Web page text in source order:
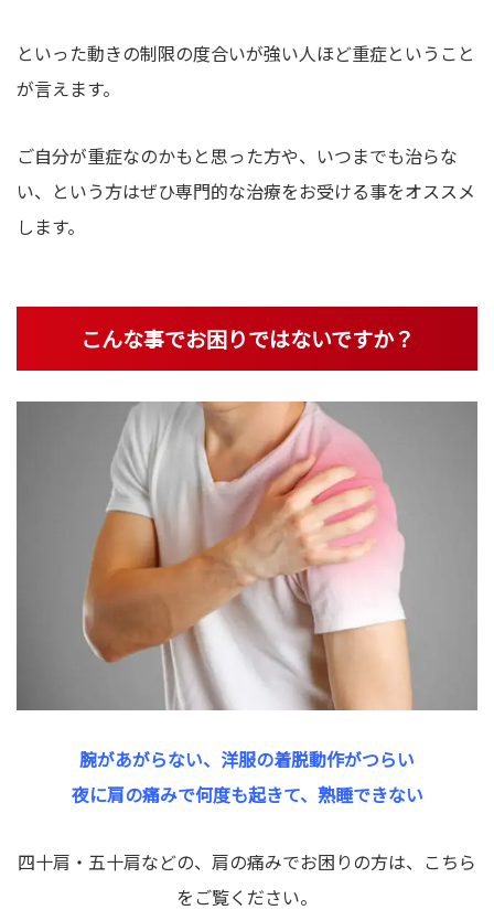
といった動きの制限の度合いが強い人ほど重症ということ
が言えます。
ご自分が重症なのかもと思った方や、いつまでも治らな
い、という方はぜひ専門的な治療をお受ける事をオススメ
します。
こんな事でお困りではないですか？
腕があがらない、洋服の着脱動作がつらい
夜に肩の痛みで何度も起きて、熟睡できない
四十肩・五十肩などの、肩の痛みでお困りの方は、こちら
をご覧ください。